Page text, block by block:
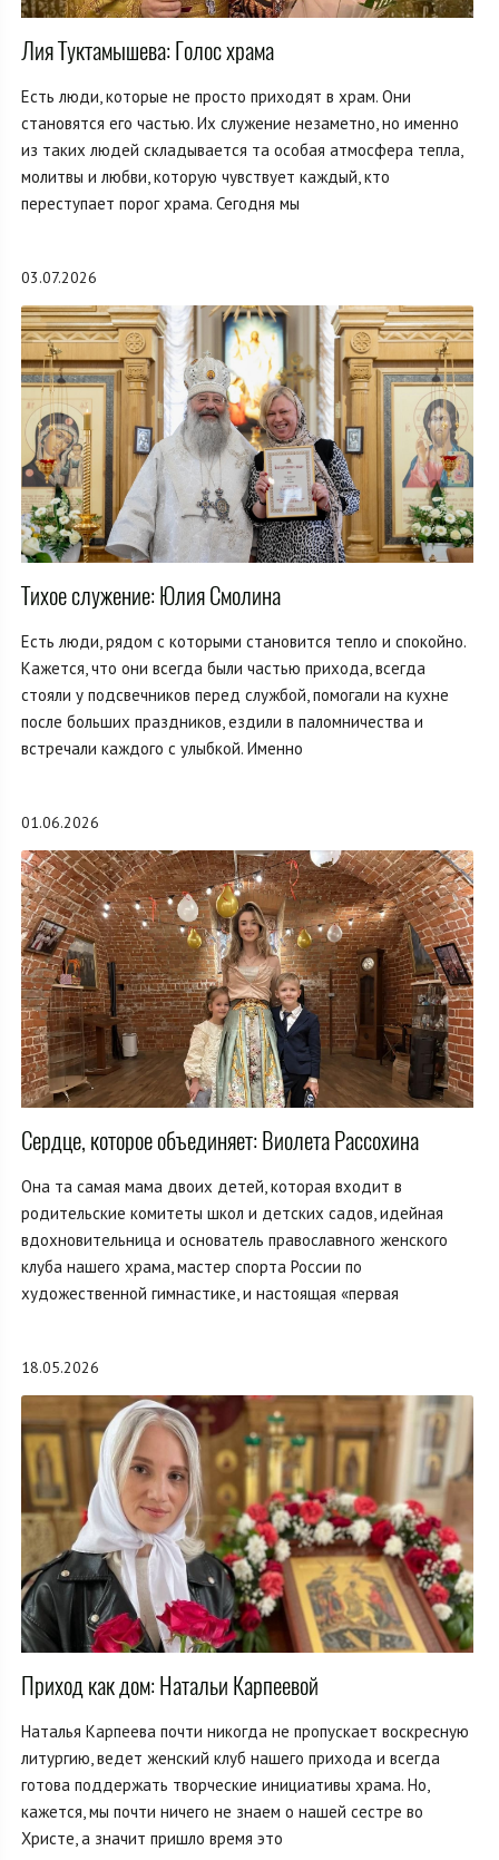
Лия Туктамышева: Голос храма
Есть люди, которые не просто приходят в храм. Они
становятся его частью. Их служение незаметно, но именно
из таких людей складывается та особая атмосфера тепла,
молитвы и любви, которую чувствует каждый, кто
переступает порог храма. Сегодня мы
03.07.2026
Тихое служение: Юлия Смолина
Есть люди, рядом с которыми становится тепло и спокойно.
Кажется, что они всегда были частью прихода, всегда
стояли у подсвечников перед службой, помогали на кухне
после больших праздников, ездили в паломничества и
встречали каждого с улыбкой. Именно
01.06.2026
Сердце, которое объединяет: Виолета Рассохина
Она та самая мама двоих детей, которая входит в
родительские комитеты школ и детских садов, идейная
вдохновительница и основатель православного женского
клуба нашего храма, мастер спорта России по
художественной гимнастике, и настоящая «первая
18.05.2026
Приход как дом: Натальи Карпеевой
Наталья Карпеева почти никогда не пропускает воскресную
литургию, ведет женский клуб нашего прихода и всегда
готова поддержать творческие инициативы храма. Но,
кажется, мы почти ничего не знаем о нашей сестре во
Христе, а значит пришло время это